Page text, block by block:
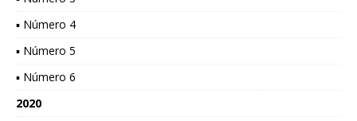
▪ Número 4
▪ Número 5
▪ Número 6
2020